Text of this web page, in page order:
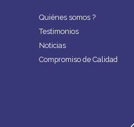
Quiénes somos ?
Testimonios
Noticias
Compromiso de Calidad